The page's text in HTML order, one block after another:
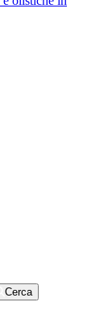
Cerca